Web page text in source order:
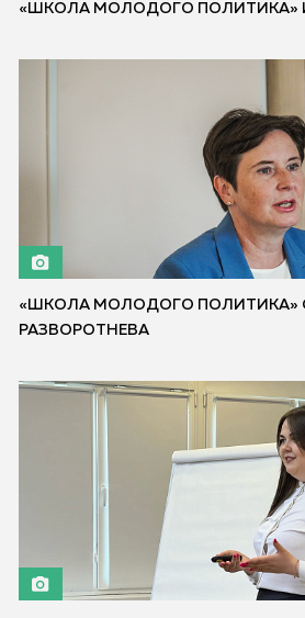
«ШКОЛА МОЛОДОГО ПОЛИТИКА»
«ШКОЛА МОЛОДОГО ПОЛИТИКА»
РАЗВОРОТНЕВА